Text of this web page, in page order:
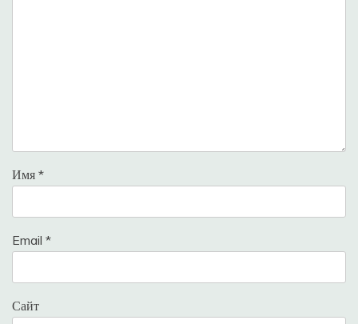
Имя *
Email *
Сайт